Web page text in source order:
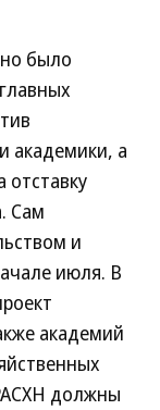
было
академики, а
Сам
и
июля. В
академий
должны